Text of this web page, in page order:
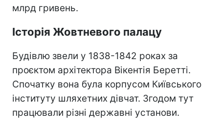
млрд гривень.
Історія Жовтневого палацу
Будівлю звели у 1838-1842 роках за
проєктом архітектора Вікентія Беретті.
Спочатку вона була корпусом Київського
інституту шляхетних дівчат. Згодом тут
працювали різні державні установи.